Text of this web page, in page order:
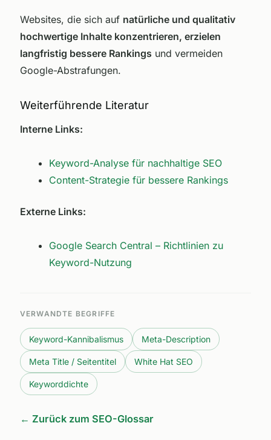
Websites, die sich auf natürliche und qualitativ
hochwertige Inhalte konzentrieren, erzielen
langfristig bessere Rankings und vermeiden
Google-Abstrafungen.
Weiterführende Literatur
Interne Links:
Keyword-Analyse für nachhaltige SEO
Content-Strategie für bessere Rankings
Externe Links:
Google Search Central – Richtlinien zu
Keyword-Nutzung
VERWANDTE BEGRIFFE
Keyword-Kannibalismus Meta-Description
Meta Title / Seitentitel White Hat SEO
Keyworddichte
← Zurück zum SEO-Glossar